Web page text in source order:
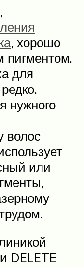
, хорошо
пигментом.
для
нужного
волос
или
DELETE